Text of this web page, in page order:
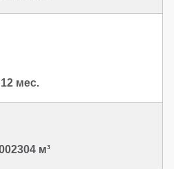
12 мес.
м³